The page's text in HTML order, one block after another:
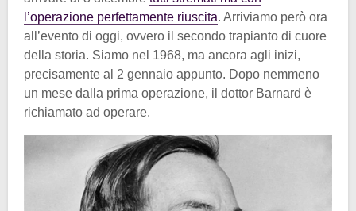
l’operazione perfettamente riuscita. Arriviamo però ora
all’evento di oggi, ovvero il secondo trapianto di cuore
della storia. Siamo nel 1968, ma ancora agli inizi,
precisamente al 2 gennaio appunto. Dopo nemmeno
un mese dalla prima operazione, il dottor Barnard è
richiamato ad operare.